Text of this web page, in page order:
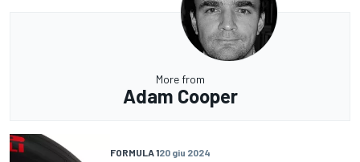
More from
Adam Cooper
FORMULA 120 giu 2024